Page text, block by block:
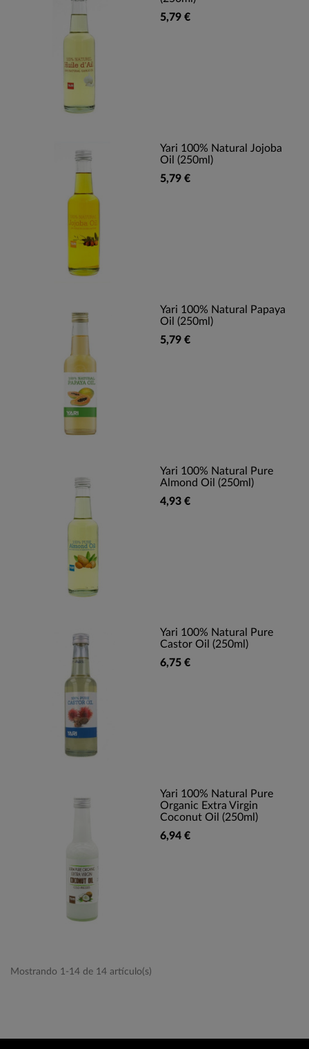
5,79 €
Yari 100% Natural Jojoba
Oil (250ml)
5,79 €
Yari 100% Natural Papaya
Oil (250ml)
5,79 €
Yari 100% Natural Pure
Almond Oil (250ml)
4,93 €
Yari 100% Natural Pure
Castor Oil (250ml)
6,75 €
Yari 100% Natural Pure
Organic Extra Virgin
Coconut Oil (250ml)
6,94 €
Mostrando 1-14 de 14 artículo(s)